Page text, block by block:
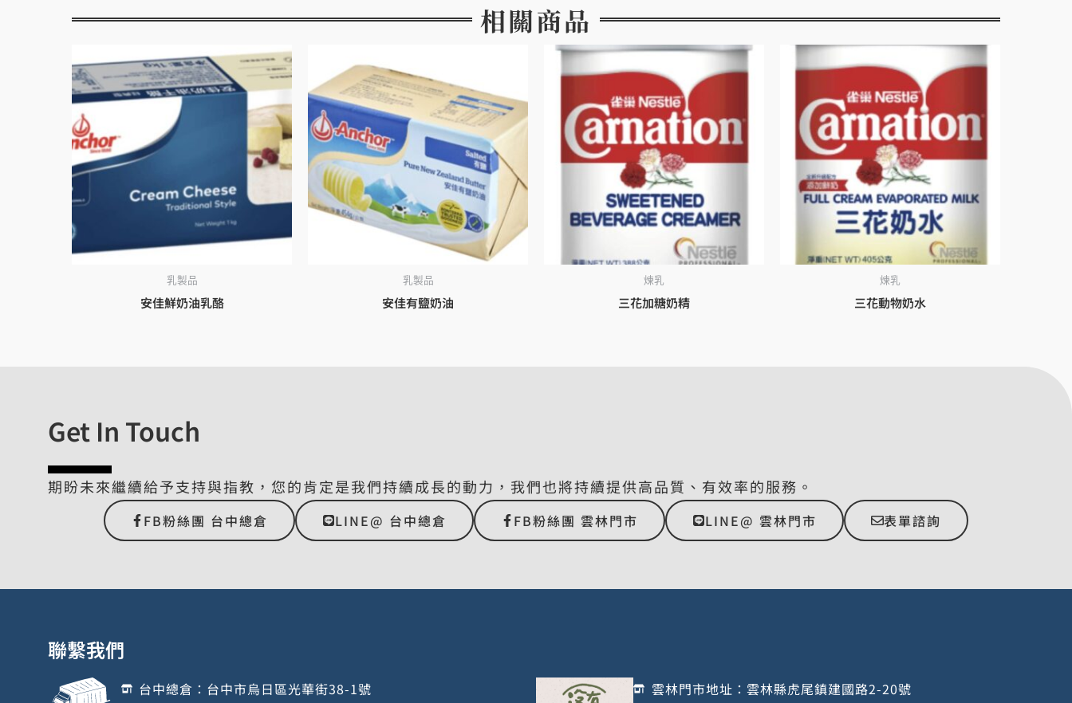
相關商品
乳製品
安佳鮮奶油乳酪
乳製品
安佳有鹽奶油
煉乳
三花加糖奶精
煉乳
三花動物奶水
Get In Touch
期盼未來繼續給予支持與指教，您的肯定是我們持續成長的動力，我們也將持續提供高品質、有效率的服務。
FB粉絲團 台中總倉 LINE@ 台中總倉 FB粉絲團 雲林門市 LINE@ 雲林門市 表單諮詢
聯繫我們
台中總倉：台中市烏日區光華街38-1號 雲林門市地址：雲林縣虎尾鎮建國路2-20號